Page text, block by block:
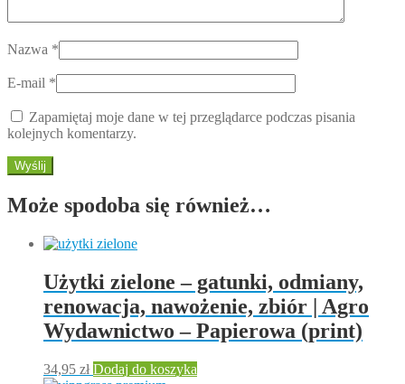
Nazwa *
E-mail *
Zapamiętaj moje dane w tej przeglądarce podczas pisania
kolejnych komentarzy.
Może spodoba się również…
Użytki zielone – gatunki, odmiany,
renowacja, nawożenie, zbiór | Agro
Wydawnictwo – Papierowa (print)
34,95 zł Dodaj do koszyka